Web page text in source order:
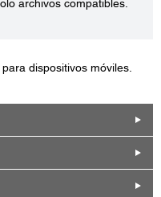
archivos compatibles.
dispositivos móviles.